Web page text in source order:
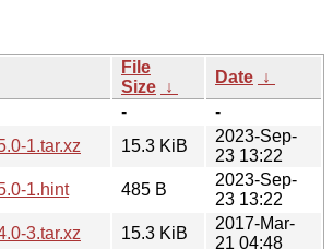
File
Size ↓
Date ↓
-
-
1.tar.xz
15.3 KiB
2023-Sep-
23 13:22
1.hint
485 B
2023-Sep-
23 13:22
3.tar.xz
15.3 KiB
2017-Mar-
21 04:48